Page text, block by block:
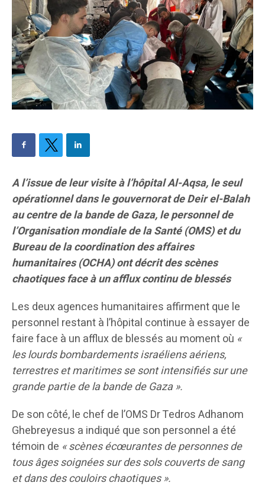
A l’issue de leur visite à l’hôpital Al-Aqsa, le seul
opérationnel dans le gouvernorat de Deir el-Balah
au centre de la bande de Gaza, le personnel de
l’Organisation mondiale de la Santé (OMS) et du
Bureau de la coordination des affaires
humanitaires (OCHA) ont décrit des scènes
chaotiques face à un afflux continu de blessés
Les deux agences humanitaires affirment que le
personnel restant à l’hôpital continue à essayer de
faire face à un afflux de blessés au moment où «
les lourds bombardements israéliens aériens,
terrestres et maritimes se sont intensifiés sur une
grande partie de la bande de Gaza ».
De son côté, le chef de l’OMS Dr Tedros Adhanom
Ghebreyesus a indiqué que son personnel a été
témoin de « scènes écœurantes de personnes de
tous âges soignées sur des sols couverts de sang
et dans des couloirs chaotiques ».